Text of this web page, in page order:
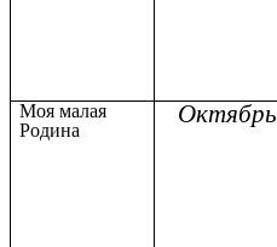
Моя малая
Родина
Октябрь